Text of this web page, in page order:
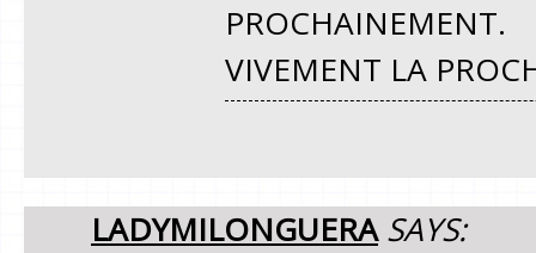
PROCHAINEMENT.
VIVEMENT LA
LADYMILONGUERA SAYS: